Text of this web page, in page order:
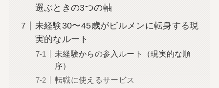
選ぶときの3つの軸
未経験30〜45歳がビルメンに転身する現
実的なルート
未経験からの参入ルート（現実的な順
序）
転職に使えるサービス